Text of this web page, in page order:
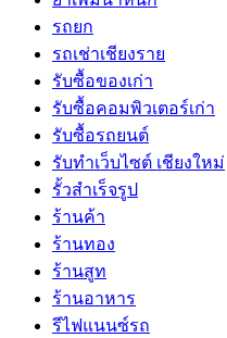
รถยก
รถเช่าเชียงราย
รับซื้อของเก่า
รับซื้อคอมพิวเตอร์เก่า
รับซื้อรถยนต์
รับทำเว็บไซต์ เชียงใหม่
รั้วสำเร็จรูป
ร้านค้า
ร้านทอง
ร้านสูท
ร้านอาหาร
รีไฟแนนซ์รถ